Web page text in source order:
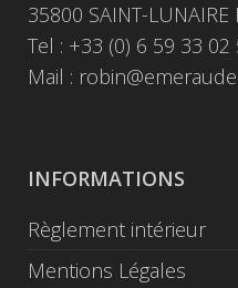
35800 SAINT-LUNAIRE
Tel : +33 (0) 6 59 33 02
Mail :
INFORMATIONS
Règlement intérieur
Mentions Légales